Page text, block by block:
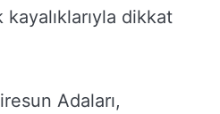
dikkat
Adaları,